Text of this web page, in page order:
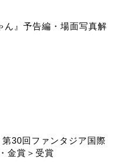
ん』予告編・場面写真解
30回ファンタジア国際
金賞＞受賞